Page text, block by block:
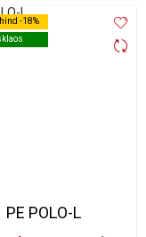
-18%
-18%
PE POLO-L